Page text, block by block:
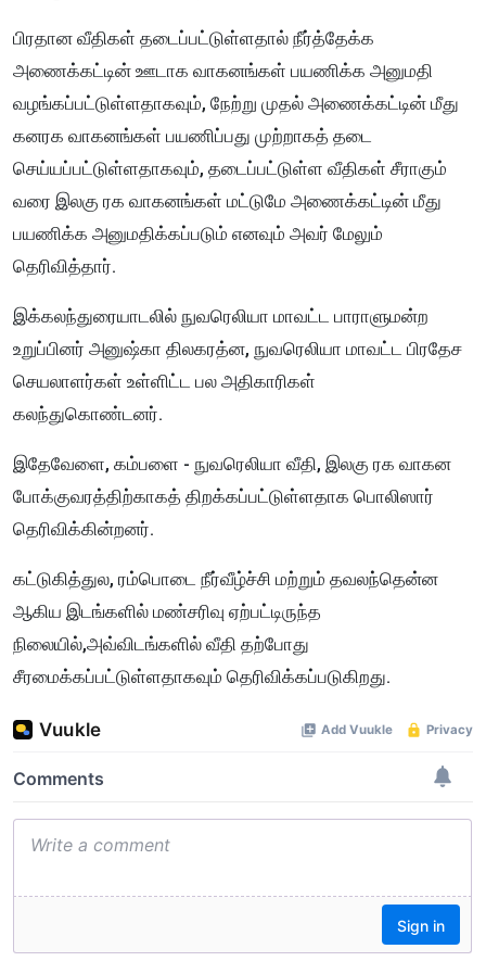
பிரதான வீதிகள் தடைப்பட்டுள்ளதால் நீர்த்தேக்க
அணைக்கட்டின் ஊடாக வாகனங்கள் பயணிக்க அனுமதி
வழங்கப்பட்டுள்ளதாகவும், நேற்று முதல் அணைக்கட்டின் மீது
கனரக வாகனங்கள் பயணிப்பது முற்றாகத் தடை
செய்யப்பட்டுள்ளதாகவும், தடைப்பட்டுள்ள வீதிகள் சீராகும்
வரை இலகு ரக வாகனங்கள் மட்டுமே அணைக்கட்டின் மீது
பயணிக்க அனுமதிக்கப்படும் எனவும் அவர் மேலும்
தெரிவித்தார்.
இக்கலந்துரையாடலில் நுவரெலியா மாவட்ட பாராளுமன்ற
உறுப்பினர் அனுஷ்கா திலகரத்ன, நுவரெலியா மாவட்ட பிரதேச
செயலாளர்கள் உள்ளிட்ட பல அதிகாரிகள்
கலந்துகொண்டனர்.
இதேவேளை, கம்பளை - நுவரெலியா வீதி, இலகு ரக வாகன
போக்குவரத்திற்காகத் திறக்கப்பட்டுள்ளதாக பொலிஸார்
தெரிவிக்கின்றனர்.
கட்டுகித்துல, ரம்பொடை நீர்வீழ்ச்சி மற்றும் தவலந்தென்ன
ஆகிய இடங்களில் மண்சரிவு ஏற்பட்டிருந்த
நிலையில்,அவ்விடங்களில் வீதி தற்போது
சீரமைக்கப்பட்டுள்ளதாகவும் தெரிவிக்கப்படுகிறது.